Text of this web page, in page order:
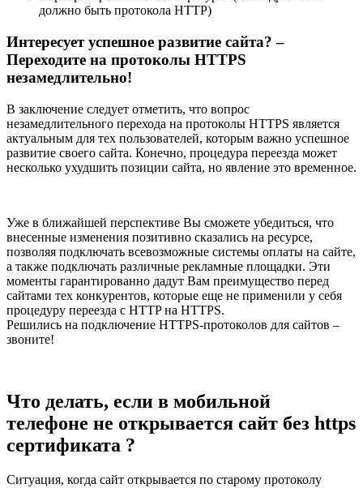
должно быть протокола HTТР)
Интересует успешное развитие сайта? –
Переходите на протоколы HTTPS
незамедлительно!
В заключение следует отметить, что вопрос
незамедлительного перехода на протоколы HTTPS является
актуальным для тех пользователей, которым важно успешное
развитие своего сайта. Конечно, процедура переезда может
несколько ухудшить позиции сайта, но явление это временное.
Уже в ближайшей перспективе Вы сможете убедиться, что
внесенные изменения позитивно сказались на ресурсе,
позволяя подключать всевозможные системы оплаты на сайте,
а также подключать различные рекламные площадки. Эти
моменты гарантированно дадут Вам преимущество перед
сайтами тех конкурентов, которые еще не применили у себя
процедуру переезда с HTTP на HTTPS.
Решились на подключение HTTPS-протоколов для сайтов –
звоните!
Что делать, если в мобильной
телефоне не открывается сайт без https
сертификата ?
Ситуация, когда сайт открывается по старому протоколу